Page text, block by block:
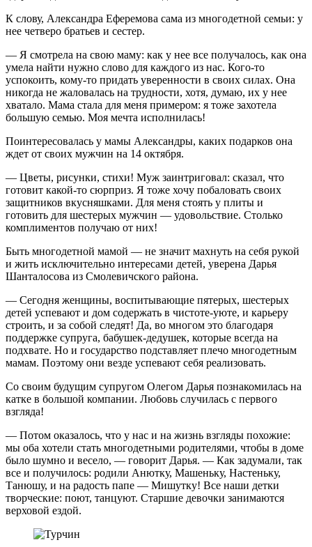
К слову, Александра Еферемова сама из многодетной семьи: у
нее четверо братьев и сестер.
— Я смотрела на свою маму: как у нее все получалось, как она
умела найти нужно слово для каждого из нас. Кого-то
успокоить, кому-то придать уверенности в своих силах. Она
никогда не жаловалась на трудности, хотя, думаю, их у нее
хватало. Мама стала для меня примером: я тоже захотела
большую семью. Моя мечта исполнилась!
Поинтересовалась у мамы Александры, каких подарков она
ждет от своих мужчин на 14 октября.
— Цветы, рисунки, стихи! Муж заинтриговал: сказал, что
готовит какой-то сюрприз. Я тоже хочу побаловать своих
защитников вкусняшками. Для меня стоять у плиты и
готовить для шестерых мужчин — удовольствие. Столько
комплиментов получаю от них!
Быть многодетной мамой — не значит махнуть на себя рукой
и жить исключительно интересами детей, уверена Дарья
Шанталосова из Смолевичского района.
— Сегодня женщины, воспитывающие пятерых, шестерых
детей успевают и дом содержать в чистоте-уюте, и карьеру
строить, и за собой следят! Да, во многом это благодаря
поддержке супруга, бабушек-дедушек, которые всегда на
подхвате. Но и государство подставляет плечо многодетным
мамам. Поэтому они везде успевают себя реализовать.
Со своим будущим супругом Олегом Дарья познакомилась на
катке в большой компании. Любовь случилась с первого
взгляда!
— Потом оказалось, что у нас и на жизнь взгляды похожие:
мы оба хотели стать многодетными родителями, чтобы в доме
было шумно и весело, — говорит Дарья. — Как задумали, так
все и получилось: родили Анютку, Машеньку, Настеньку,
Танюшу, и на радость папе — Мишутку! Все наши детки
творческие: поют, танцуют. Старшие девочки занимаются
верховой ездой.